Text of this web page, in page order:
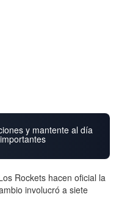
y mantente al día
Rockets hacen oficial la
involucró a siete